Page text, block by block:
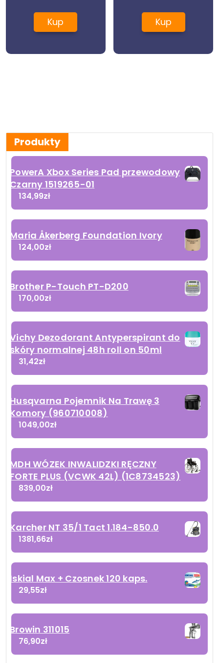
Kup
Fryzjerskiej
Kup
Produkty
PowerA Xbox Series Pad przewodowy
Czarny 1519265-01
134,99zł
Maria Åkerberg Foundation Ivory
124,00zł
Brother P-Touch PT-D200
170,00zł
Vichy Dezodorant Antyperspirant do
skóry normalnej 48h roll on 50ml
31,42zł
Husqvarna Pojemnik Na Trawę 3
Komory (960710008)
1049,00zł
MDH WÓZEK INWALIDZKI RĘCZNY
FORTE PLUS (VCWK 42L) (1C8734523)
839,00zł
Karcher NT 35/1 Tact 1.184-850.0
1381,66zł
Iskial Max + Czosnek 120 kaps.
29,55zł
Browin 311015
76,90zł